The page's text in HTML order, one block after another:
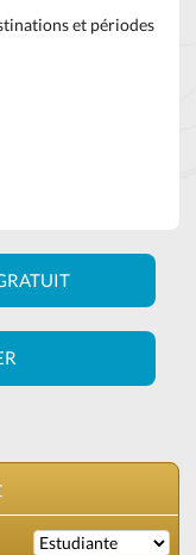
et périodes